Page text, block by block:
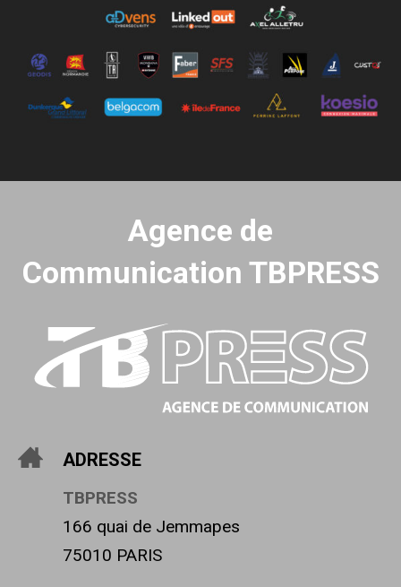
Agence de
Communication TBPRESS
ADRESSE
TBPRESS
166 quai de Jemmapes
75010 PARIS